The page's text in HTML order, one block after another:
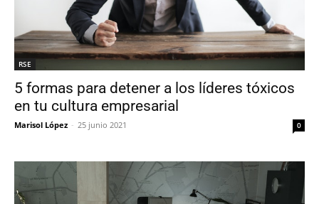
RSE
5 formas para detener a los líderes tóxicos
en tu cultura empresarial
Marisol López - 25 junio 2021 0